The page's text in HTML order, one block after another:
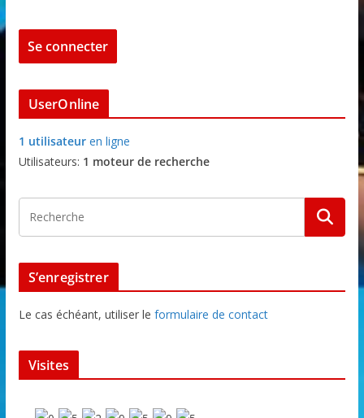
UserOnline
1 utilisateuren ligne
Utilisateurs: 1 moteur de recherche
S’enregistrer
Le cas échéant, utiliser le formulaire de contact
Visites